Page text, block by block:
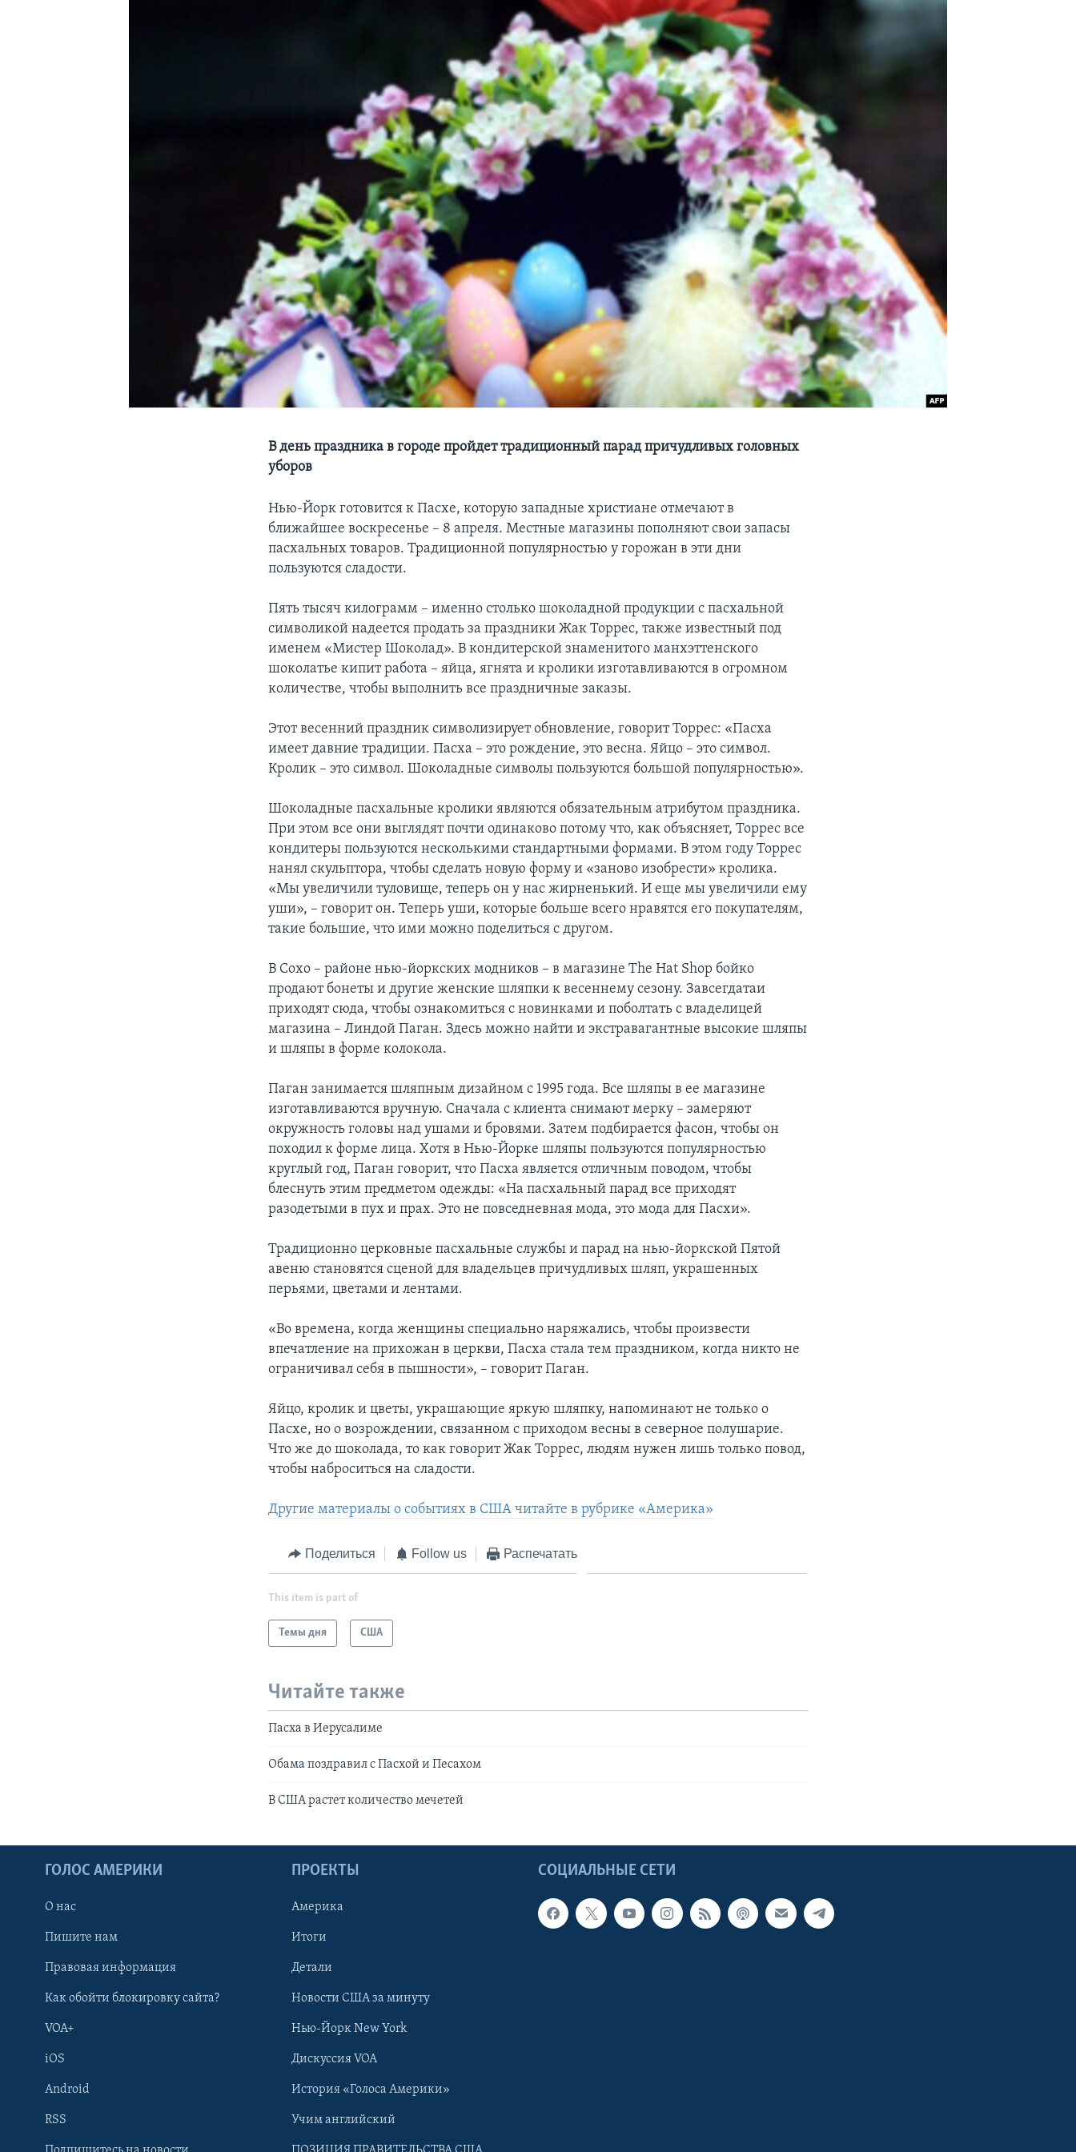
Learning English
В день праздника в городе пройдет традиционный парад причудливых головных
уборов
Нью-Йорк готовится к Пасхе, которую западные христиане отмечают в
ближайшее воскресенье – 8 апреля. Местные магазины пополняют свои запасы
пасхальных товаров. Традиционной популярностью у горожан в эти дни
пользуются сладости.
Пять тысяч килограмм – именно столько шоколадной продукции с пасхальной
символикой надеется продать за праздники Жак Торрес, также известный под
именем «Мистер Шоколад». В кондитерской знаменитого манхэттенского
шоколатье кипит работа – яйца, ягнята и кролики изготавливаются в огромном
количестве, чтобы выполнить все праздничные заказы.
Этот весенний праздник символизирует обновление, говорит Торрес: «Пасха
имеет давние традиции. Пасха – это рождение, это весна. Яйцо – это символ.
Кролик – это символ. Шоколадные символы пользуются большой популярностью».
Шоколадные пасхальные кролики являются обязательным атрибутом праздника.
При этом все они выглядят почти одинаково потому что, как объясняет, Торрес все
кондитеры пользуются несколькими стандартными формами. В этом году Торрес
нанял скульптора, чтобы сделать новую форму и «заново изобрести» кролика.
«Мы увеличили туловище, теперь он у нас жирненький. И еще мы увеличили ему
уши», – говорит он. Теперь уши, которые больше всего нравятся его покупателям,
такие большие, что ими можно поделиться с другом.
В Сохо – районе нью-йоркских модников – в магазине The Hat Shop бойко
продают бонеты и другие женские шляпки к весеннему сезону. Завсегдатаи
приходят сюда, чтобы ознакомиться с новинками и поболтать с владелицей
магазина – Линдой Паган. Здесь можно найти и экстравагантные высокие шляпы
и шляпы в форме колокола.
Паган занимается шляпным дизайном с 1995 года. Все шляпы в ее магазине
изготавливаются вручную. Сначала с клиента снимают мерку – замеряют
окружность головы над ушами и бровями. Затем подбирается фасон, чтобы он
походил к форме лица. Хотя в Нью-Йорке шляпы пользуются популярностью
круглый год, Паган говорит, что Пасха является отличным поводом, чтобы
блеснуть этим предметом одежды: «На пасхальный парад все приходят
разодетыми в пух и прах. Это не повседневная мода, это мода для Пасхи».
Традиционно церковные пасхальные службы и парад на нью-йоркской Пятой
авеню становятся сценой для владельцев причудливых шляп, украшенных
перьями, цветами и лентами.
«Во времена, когда женщины специально наряжались, чтобы произвести
впечатление на прихожан в церкви, Пасха стала тем праздником, когда никто не
ограничивал себя в пышности», – говорит Паган.
Яйцо, кролик и цветы, украшающие яркую шляпку, напоминают не только о
Пасхе, но о возрождении, связанном с приходом весны в северное полушарие.
Что же до шоколада, то как говорит Жак Торрес, людям нужен лишь только повод,
чтобы наброситься на сладости.
Другие материалы о событиях в США читайте в рубрике «Америка»
Поделиться Follow us Распечатать
This item is part of
Темы дня США
Читайте также
Пасха в Иерусалиме
Обама поздравил с Пасхой и Песахом
В США растет количество мечетей
СОЦИАЛЬНЫЕ СЕТИ
ГОЛОС АМЕРИКИ
О нас
Пишите нам
Правовая информация
Как обойти блокировку сайта?
VOA+
iOS
Android
RSS
ПРОЕКТЫ
Америка
Итоги
Детали
Новости США за минуту
Нью-Йорк New York
Дискуссия VOA
История «Голоса Америки»
Учим английский